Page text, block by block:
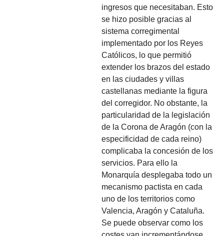
ingresos que necesitaban. Esto
se hizo posible gracias al
sistema corregimental
implementado por los Reyes
Católicos, lo que permitió
extender los brazos del estado
en las ciudades y villas
castellanas mediante la figura
del corregidor. No obstante, la
particularidad de la legislación
de la Corona de Aragón (con la
especificidad de cada reino)
complicaba la concesión de los
servicios. Para ello la
Monarquía desplegaba todo un
mecanismo pactista en cada
uno de los territorios como
Valencia, Aragón y Cataluña.
Se puede observar como los